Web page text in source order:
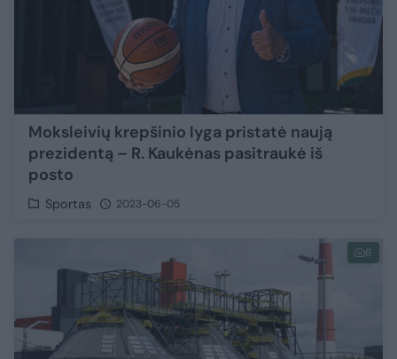
Moksleivių krepšinio lyga pristatė naują
prezidentą – R. Kaukėnas pasitraukė iš
posto
Sportas 2023-06-05
6